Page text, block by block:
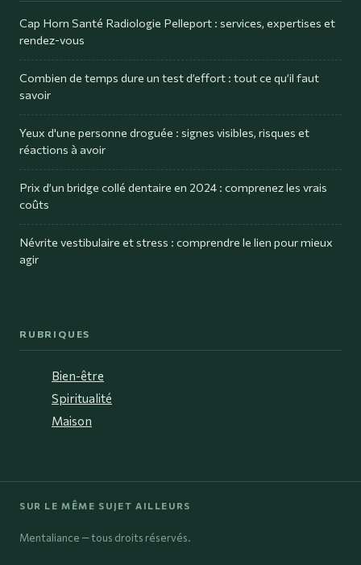
Cap Horn Santé Radiologie Pelleport : services, expertises et
rendez-vous
Combien de temps dure un test d’effort : tout ce qu’il faut
savoir
Yeux d'une personne droguée : signes visibles, risques et
réactions à avoir
Prix d’un bridge collé dentaire en 2024 : comprenez les vrais
coûts
Névrite vestibulaire et stress : comprendre le lien pour mieux
agir
RUBRIQUES
Bien-être
Spiritualité
Maison
SUR LE MÊME SUJET AILLEURS
Mentaliance — tous droits réservés.